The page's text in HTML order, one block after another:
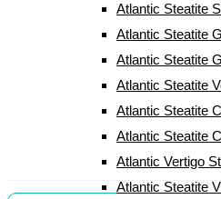
Atlantic Steatite
Atlantic Steatite
Atlantic Steatite
Atlantic Steatite
Atlantic Steatite
Atlantic Steatite
Atlantic Vertigo
Atlantic Steatite
5.00из 5 на
отзыва клиентов)
10 499 грн